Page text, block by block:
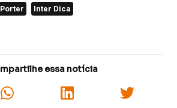
Inter Dica
essa notícia